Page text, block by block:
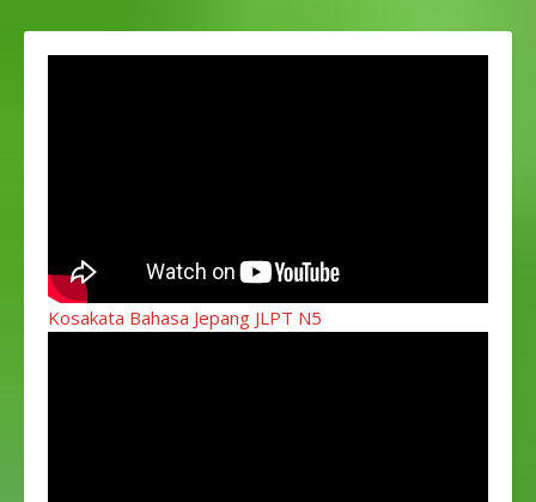
Kosakata Bahasa Jepang JLPT N5